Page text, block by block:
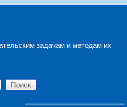
задачам и методам их